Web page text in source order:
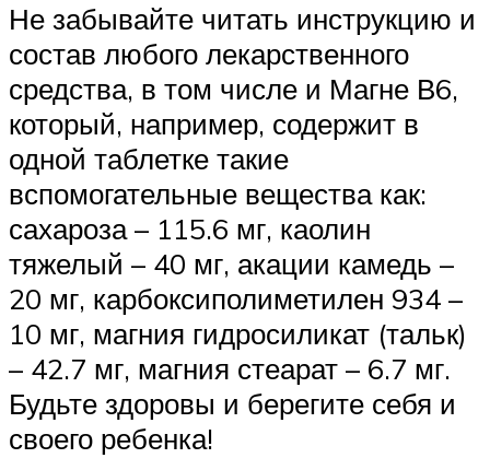
Не забывайте читать инструкцию и
состав любого лекарственного
средства, в том числе и Магне В6,
который, например, содержит в
одной таблетке такие
вспомогательные вещества как:
сахароза – 115.6 мг, каолин
тяжелый – 40 мг, акации камедь –
20 мг, карбоксиполиметилен 934 –
10 мг, магния гидросиликат (тальк)
– 42.7 мг, магния стеарат – 6.7 мг.
Будьте здоровы и берегите себя и
своего ребенка!